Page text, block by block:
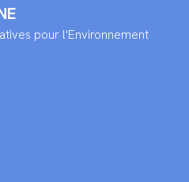
pour l'Environnement